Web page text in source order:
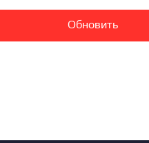
Обновить